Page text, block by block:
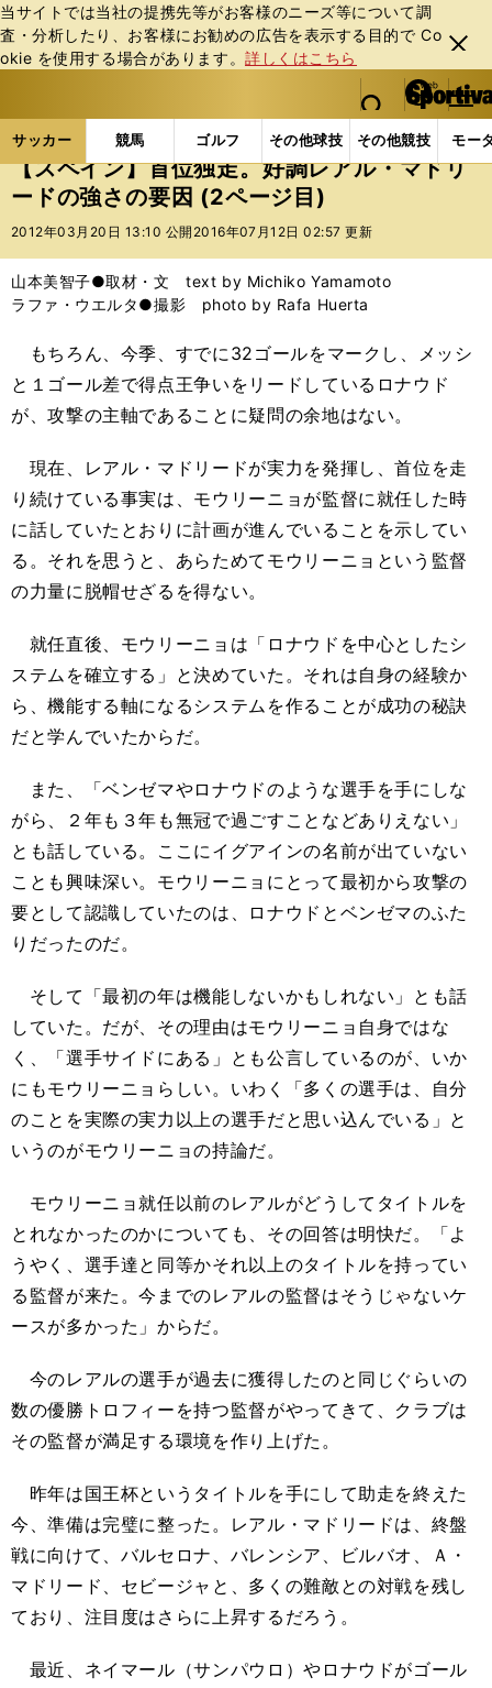
当サイトでは当社の提携先等がお客様のニーズ等について調
査・分析したり、お客様にお勧めの広告を表⽰する⽬的で Co
okie を使⽤する場合があります。詳しくはこちら
閉じ
る
web Sportiva (webスポルティーバ)
検索
マイペ
ー
ジ
メニュ
サッカー 競馬 ゴルフ その他球技 その他競技 モー
ス
ポ
ル
バ
サッカーの記事一覧 海外サッカー 海外サッカー
【スペイン】首位独走。好調レアル・マドリ
ードの強さの要因 (2ページ目)
2012年03月20日 13:10 公開 2016年07月12日 02:57 更新
山本美智子●取材・文 text by Michiko Yamamoto
ラファ・ウエルタ●撮影 photo by Rafa Huerta
もちろん、今季、すでに32ゴールをマークし、メッシ
と１ゴール差で得点王争いをリードしているロナウド
が、攻撃の主軸であることに疑問の余地はない。
現在、レアル・マドリードが実力を発揮し、首位を走
り続けている事実は、モウリーニョが監督に就任した時
に話していたとおりに計画が進んでいることを示してい
る。それを思うと、あらためてモウリーニョという監督
の力量に脱帽せざるを得ない。
就任直後、モウリーニョは「ロナウドを中心としたシ
ステムを確立する」と決めていた。それは自身の経験か
ら、機能する軸になるシステムを作ることが成功の秘訣
だと学んでいたからだ。
また、「ベンゼマやロナウドのような選手を手にしな
がら、２年も３年も無冠で過ごすことなどありえない」
とも話している。ここにイグアインの名前が出ていない
ことも興味深い。モウリーニョにとって最初から攻撃の
要として認識していたのは、ロナウドとベンゼマのふた
りだったのだ。
そして「最初の年は機能しないかもしれない」とも話
していた。だが、その理由はモウリーニョ自身ではな
く、「選手サイドにある」とも公言しているのが、いか
にもモウリーニョらしい。いわく「多くの選手は、自分
のことを実際の実力以上の選手だと思い込んでいる」と
いうのがモウリーニョの持論だ。
モウリーニョ就任以前のレアルがどうしてタイトルを
とれなかったのかについても、その回答は明快だ。「よ
うやく、選手達と同等かそれ以上のタイトルを持ってい
る監督が来た。今までのレアルの監督はそうじゃないケ
ースが多かった」からだ。
今のレアルの選手が過去に獲得したのと同じぐらいの
数の優勝トロフィーを持つ監督がやってきて、クラブは
その監督が満足する環境を作り上げた。
昨年は国王杯というタイトルを手にして助走を終えた
今、準備は完璧に整った。レアル・マドリードは、終盤
戦に向けて、バルセロナ、バレンシア、ビルバオ、Ａ・
マドリード、セビージャと、多くの難敵との対戦を残し
ており、注目度はさらに上昇するだろう。
最近、ネイマール（サンパウロ）やロナウドがゴール